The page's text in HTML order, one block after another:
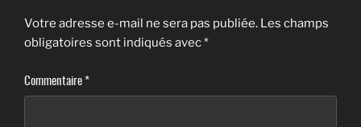
Votre adresse e-mail ne sera pas publiée. Les champs
obligatoires sont indiqués avec*
Commentaire*